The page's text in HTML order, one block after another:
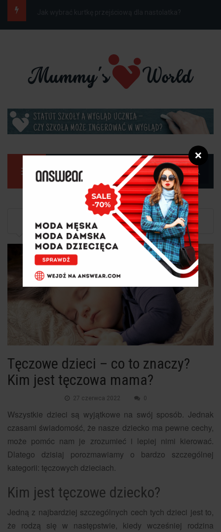
Manu
Strona główna
Dziecko
Tęczowe dzieci – co to znaczy? Kim jest...
Tęczowe dzieci – co to znaczy?
Kim jest tęczowa mama?
27 czerwca 2022 0
Wszystkie dzieci są wyjątkowe na swój sposób. Jednak
czasami świadomość, że nasze dziecko ma pewne cechy,
może pomóc nam je zrozumieć i lepiej nimi kierować.
Dlatego dzisiaj porozmawiamy o bardzo szczególnej
kategorii: tęczowych dzieciach.
Kim jest tęczowe dziecko?
Jedną z najbardziej szczególnych cech tych dzieci jest to,
że rodzą się w następstwie, kiedy wcześniej rodzina
❌